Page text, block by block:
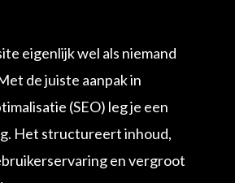
eigenlijk wel als niemand
de juiste aanpak in
(SEO) leg je een
Het structureert inhoud,
en vergroot